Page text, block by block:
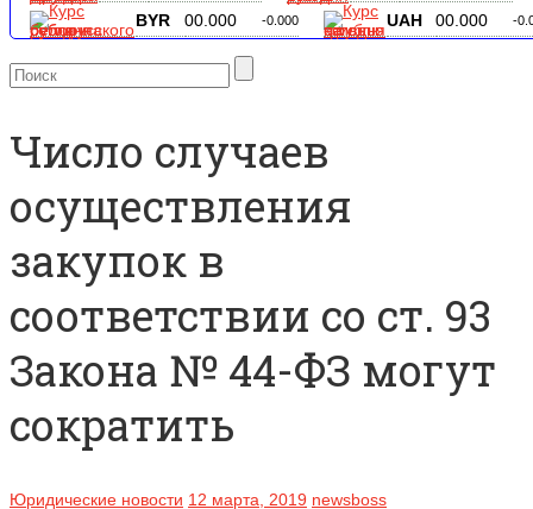
BYR 00.000 -0.000 UAH 00.000 -
Число случаев
осуществления
закупок в
соответствии со ст. 93
Закона № 44-ФЗ могут
сократить
Юридические новости 12 марта, 2019 newsboss